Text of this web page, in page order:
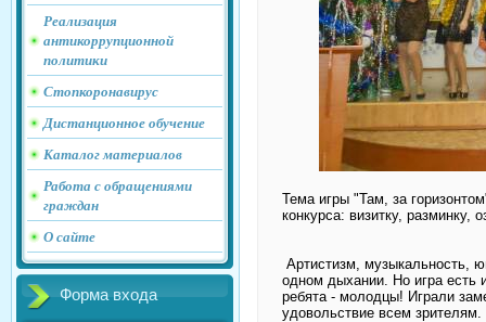
Реализация
антикоррупционной
политики
Стопкоронавирус
Дистанционное обучение
Каталог материалов
Работа с обращениями
граждан
О сайте
Форма входа
Тема игры "Там, за
конкурса: визитку, разминку,
Артистизм, музыкальность,
одном дыхании. Но игра
ребята - молодцы! Играли
удовольствие всем